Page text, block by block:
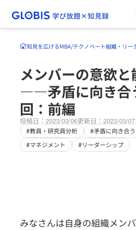
知見を広げるMBA/テクノベート組織・リー
メンバーの意欲
――矛盾に向き合
回：前編
投稿日：2023/03/06更新日：2023/03/07
#教員・研究員分析 #矛盾に向き合
#マネジメント
#リーダーシップ
みなさんは自身の組織メン